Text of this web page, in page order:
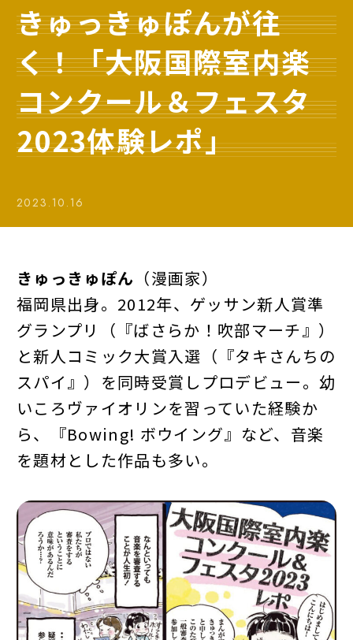
きゅっきゅぽんが往
く！「大阪国際室内楽
コンクール＆フェスタ
2023体験レポ」
2023.10.16
きゅっきゅぽん （漫画家）
福岡県出身。2012年、ゲッサン新人賞準
グランプリ（『ばさらか！吹部マーチ』）
と新人コミック大賞入選（『タキさんちの
スパイ』）を同時受賞しプロデビュー。幼
いころヴァイオリンを習っていた経験か
ら、『Bowing! ボウイング』など、音楽
を題材とした作品も多い。